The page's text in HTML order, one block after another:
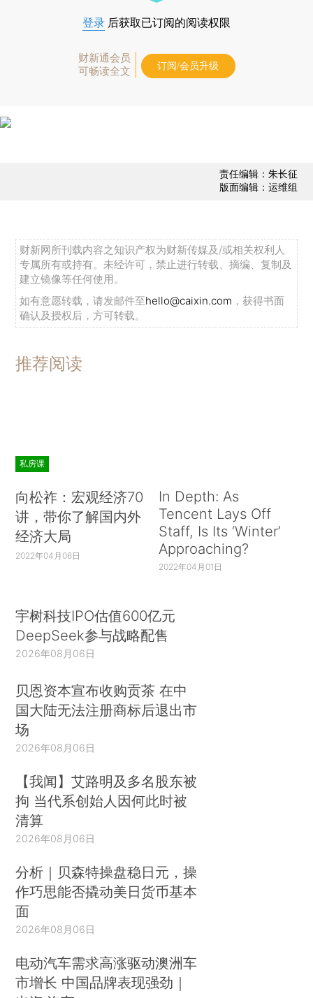
登录 后获取已订阅的阅读权限
财新通会员
可畅读全文
订阅/会员升级
责任编辑：朱长征
版面编辑：运维组
财新网所刊载内容之知识产权为财新传媒及/或相关权利人
专属所有或持有。未经许可，禁止进行转载、摘编、复制及
建立镜像等任何使用。
如有意愿转载，请发邮件至hello@caixin.com ，获得书面
确认及授权后，方可转载。
推荐阅读
私房课
向松祚：宏观经济70
讲，带你了解国内外
经济大局
2022年04月06日
In Depth: As
Tencent Lays Off
Staff, Is Its ‘Winter’
Approaching?
2022年04月01日
宇树科技IPO估值600亿元
DeepSeek参与战略配售
2026年08月06日
贝恩资本宣布收购贡茶 在中
国大陆无法注册商标后退出市
场
2026年08月06日
【我闻】艾路明及多名股东被
拘 当代系创始人因何此时被
清算
2026年08月06日
分析｜贝森特操盘稳日元，操
作巧思能否撬动美日货币基本
面
2026年08月06日
电动汽车需求高涨驱动澳洲车
市增长 中国品牌表现强劲｜